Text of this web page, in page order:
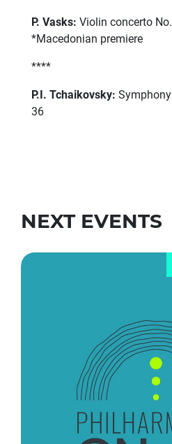
P. Vasks: Violin concerto
*Macedonian premiere
****
P.I. Tchaikovsky:
36
NEXT EVENTS